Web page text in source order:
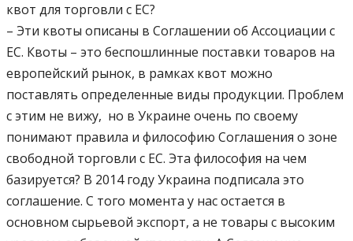
квот для торговли с ЕС?
– Эти квоты описаны в Соглашении об Ассоциации с
ЕС. Квоты – это беспошлинные поставки товаров на
европейский рынок, в рамках квот можно
поставлять определенные виды продукции. Проблем
с этим не вижу, но в Украине очень по своему
понимают правила и философию Соглашения о зоне
свободной торговли с ЕС. Эта философия на чем
базируется? В 2014 году Украина подписала это
соглашение. С того момента у нас остается в
основном сырьевой экспорт, а не товары с высоким